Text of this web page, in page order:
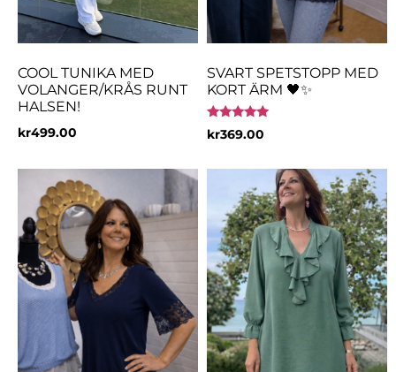
COOL TUNIKA MED
VOLANGER/KRÅS RUNT
HALSEN!
kr499.00
SVART SPETSTOPP MED
KORT ÄRM 🖤✨
Betygsatt
5.00
kr369.00